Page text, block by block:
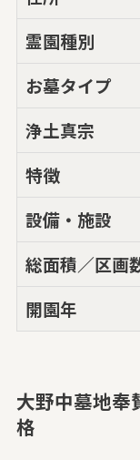
霊園種別
お墓タイプ
浄土真宗
特徴
設備・施設
総面積／区画
開園年
大野中墓地奉
格